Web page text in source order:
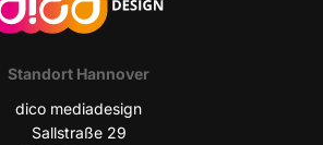
Stand­ort Hannover
dico media­de­sign
Sall­stra­ße 29